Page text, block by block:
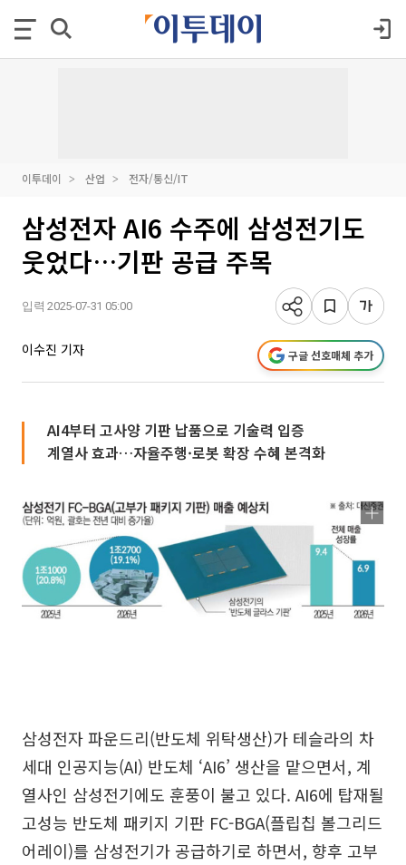
이투데이 산업 전자/통신/IT
삼성전자 AI6 수주에 삼성전기도
웃었다…기판 공급 주목
입력 2025-07-31 05:00
이수진 기자 구글 선호매체 추가
AI4부터 고사양 기판 납품으로 기술력 입증
계열사 효과…자율주행·로봇 확장 수혜 본격화
삼성전자 파운드리(반도체 위탁생산)가 테슬라의 차
세대 인공지능(AI) 반도체 ‘AI6’ 생산을 맡으면서, 계
열사인 삼성전기에도 훈풍이 불고 있다. AI6에 탑재될
고성능 반도체 패키지 기판 FC-BGA(플립칩 볼그리드
어레이)를 삼성전기가 공급하기로 하면서, 향후 고부